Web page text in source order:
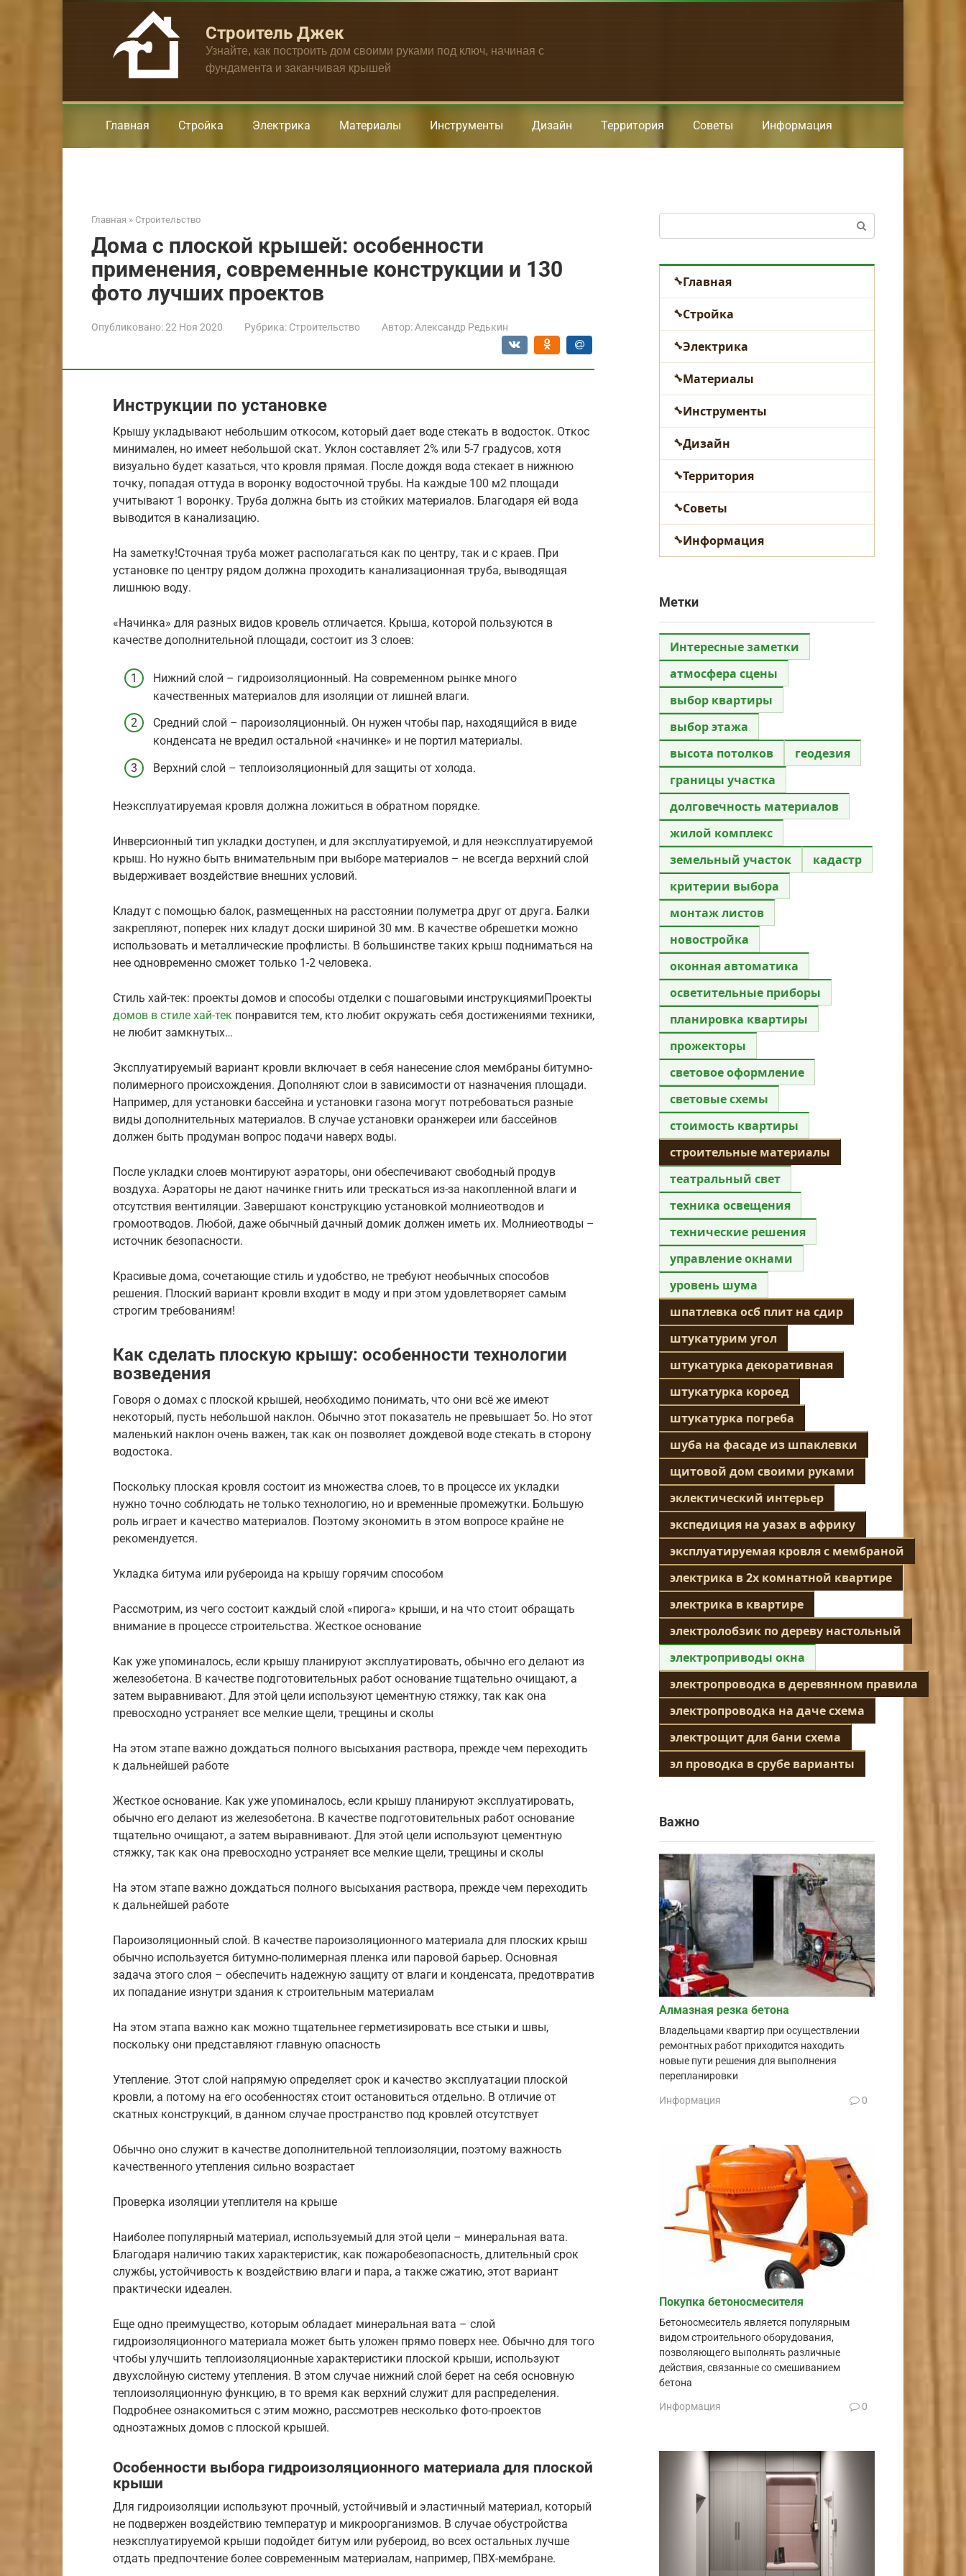
Строитель Джек
Узнайте, как построить дом своими руками под ключ, начиная с
фундамента и заканчивая крышей
Главная Стройка Электрика Материалы Инструменты Дизайн Территория Советы Информация
Главная » Строительство
Дома с плоской крышей: особенности
применения, современные конструкции и 130
фото лучших проектов
Опубликовано:22 Ноя 2020 Рубрика: Строительство Автор: Александр Редькин
Инструкции по установке
Крышу укладывают небольшим откосом, который дает воде стекать в водосток. Откос
минимален, но имеет небольшой скат. Уклон составляет 2% или 5-7 градусов, хотя
визуально будет казаться, что кровля прямая. После дождя вода стекает в нижнюю
точку, попадая оттуда в воронку водосточной трубы. На каждые 100 м2 площади
учитывают 1 воронку. Труба должна быть из стойких материалов. Благодаря ей вода
выводится в канализацию.
На заметку!Сточная труба может располагаться как по центру, так и с краев. При
установке по центру рядом должна проходить канализационная труба, выводящая
лишнюю воду.
«Начинка» для разных видов кровель отличается. Крыша, которой пользуются в
качестве дополнительной площади, состоит из 3 слоев:
Нижний слой – гидроизоляционный. На современном рынке много
качественных материалов для изоляции от лишней влаги.
Средний слой – пароизоляционный. Он нужен чтобы пар, находящийся в виде
конденсата не вредил остальной «начинке» и не портил материалы.
Верхний слой – теплоизоляционный для защиты от холода.
Неэксплуатируемая кровля должна ложиться в обратном порядке.
Инверсионный тип укладки доступен, и для эксплуатируемой, и для неэксплуатируемой
крыш. Но нужно быть внимательным при выборе материалов – не всегда верхний слой
выдерживает воздействие внешних условий.
Кладут с помощью балок, размещенных на расстоянии полуметра друг от друга. Балки
закрепляют, поперек них кладут доски шириной 30 мм. В качестве обрешетки можно
использовать и металлические профлисты. В большинстве таких крыш подниматься на
нее одновременно сможет только 1-2 человека.
Стиль хай-тек: проекты домов и способы отделки с пошаговыми инструкциямиПроекты
домов в стиле хай-тек понравится тем, кто любит окружать себя достижениями техники,
не любит замкнутых…
Эксплуатируемый вариант кровли включает в себя нанесение слоя мембраны битумно-
полимерного происхождения. Дополняют слои в зависимости от назначения площади.
Например, для установки бассейна и установки газона могут потребоваться разные
виды дополнительных материалов. В случае установки оранжереи или бассейнов
должен быть продуман вопрос подачи наверх воды.
После укладки слоев монтируют аэраторы, они обеспечивают свободный продув
воздуха. Аэраторы не дают начинке гнить или трескаться из-за накопленной влаги и
отсутствия вентиляции. Завершают конструкцию установкой молниеотводов и
громоотводов. Любой, даже обычный дачный домик должен иметь их. Молниеотводы –
источник безопасности.
Красивые дома, сочетающие стиль и удобство, не требуют необычных способов
решения. Плоский вариант кровли входит в моду и при этом удовлетворяет самым
строгим требованиям!
Как сделать плоскую крышу: особенности технологии
возведения
Говоря о домах с плоской крышей, необходимо понимать, что они всё же имеют
некоторый, пусть небольшой наклон. Обычно этот показатель не превышает 5о. Но этот
маленький наклон очень важен, так как он позволяет дождевой воде стекать в сторону
водостока.
Поскольку плоская кровля состоит из множества слоев, то в процессе их укладки
нужно точно соблюдать не только технологию, но и временные промежутки. Большую
роль играет и качество материалов. Поэтому экономить в этом вопросе крайне не
рекомендуется.
Укладка битума или рубероида на крышу горячим способом
Рассмотрим, из чего состоит каждый слой «пирога» крыши, и на что стоит обращать
внимание в процессе строительства. Жесткое основание
Как уже упоминалось, если крышу планируют эксплуатировать, обычно его делают из
железобетона. В качестве подготовительных работ основание тщательно очищают, а
затем выравнивают. Для этой цели используют цементную стяжку, так как она
превосходно устраняет все мелкие щели, трещины и сколы
На этом этапе важно дождаться полного высыхания раствора, прежде чем переходить
к дальнейшей работе
Жесткое основание. Как уже упоминалось, если крышу планируют эксплуатировать,
обычно его делают из железобетона. В качестве подготовительных работ основание
тщательно очищают, а затем выравнивают. Для этой цели используют цементную
стяжку, так как она превосходно устраняет все мелкие щели, трещины и сколы
На этом этапе важно дождаться полного высыхания раствора, прежде чем переходить
к дальнейшей работе
Пароизоляционный слой. В качестве пароизоляционного материала для плоских крыш
обычно используется битумно-полимерная пленка или паровой барьер. Основная
задача этого слоя – обеспечить надежную защиту от влаги и конденсата, предотвратив
их попадание изнутри здания к строительным материалам
На этом этапа важно как можно тщательнее герметизировать все стыки и швы,
поскольку они представляют главную опасность
Утепление. Этот слой напрямую определяет срок и качество эксплуатации плоской
кровли, а потому на его особенностях стоит остановиться отдельно. В отличие от
скатных конструкций, в данном случае пространство под кровлей отсутствует
Обычно оно служит в качестве дополнительной теплоизоляции, поэтому важность
качественного утепления сильно возрастает
Проверка изоляции утеплителя на крыше
Наиболее популярный материал, используемый для этой цели – минеральная вата.
Благодаря наличию таких характеристик, как пожаробезопасность, длительный срок
службы, устойчивость к воздействию влаги и пара, а также сжатию, этот вариант
практически идеален.
Еще одно преимущество, которым обладает минеральная вата – слой
гидроизоляционного материала может быть уложен прямо поверх нее. Обычно для того
чтобы улучшить теплоизоляционные характеристики плоской крыши, используют
двухслойную систему утепления. В этом случае нижний слой берет на себя основную
теплоизоляционную функцию, в то время как верхний служит для распределения.
Подробнее ознакомиться с этим можно, рассмотрев несколько фото-проектов
одноэтажных домов с плоской крышей.
Особенности выбора гидроизоляционного материала для плоской
крыши
Для гидроизоляции используют прочный, устойчивый и эластичный материал, который
не подвержен воздействию температур и микроорганизмов. В случае обустройства
неэксплуатируемой крыши подойдет битум или рубероид, во всех остальных лучше
отдать предпочтение более современным материалам, например, ПВХ-мембране.
Главная
Стройка
Электрика
Материалы
Инструменты
Дизайн
Территория
Советы
Информация
Метки
Интересные заметки
атмосфера сцены
выбор квартиры
выбор этажа
высота потолков
геодезия
границы участка
долговечность материалов
жилой комплекс
земельный участок
кадастр
критерии выбора
монтаж листов
новостройка
оконная автоматика
осветительные приборы
планировка квартиры
прожекторы
световое оформление
световые схемы
стоимость квартиры
строительные материалы
театральный свет
техника освещения
технические решения
управление окнами
уровень шума
шпатлевка осб плит на сдир
штукатурим угол
штукатурка декоративная
штукатурка короед
штукатурка погреба
шуба на фасаде из шпаклевки
щитовой дом своими руками
эклектический интерьер
экспедиция на уазах в африку
эксплуатируемая кровля с мембраной
электрика в 2х комнатной квартире
электрика в квартире
электролобзик по дереву настольный
электроприводы окна
электропроводка в деревянном правила
электропроводка на даче схема
электрощит для бани схема
эл проводка в срубе варианты
Важно
Алмазная резка бетона
Владельцами квартир при осуществлении
ремонтных работ приходится находить
новые пути решения для выполнения
перепланировки
Информация 0
Покупка бетоносмесителя
Бетоносмеситель является популярным
видом строительного оборудования,
позволяющего выполнять различные
действия, связанные со смешиванием
бетона
Информация 0